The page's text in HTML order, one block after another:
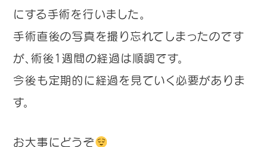
にする手術を行いました。
手術直後の写真を撮り忘れてしまったのです
が、術後1週間の経過は順調です。
今後も定期的に経過を見ていく必要がありま
す。
お大事にどうぞ